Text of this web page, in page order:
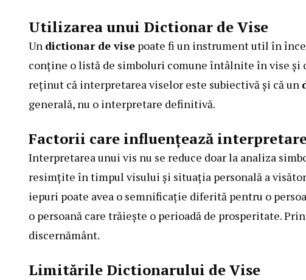
Utilizarea unui Dictionar de Vise
Un dictionar de vise poate fi un instrument util în
conține o listă de simboluri comune întâlnite în vise
reținut că interpretarea viselor este subiectivă și că un
generală, nu o interpretare definitivă.
Factorii care influențează
Interpretarea unui vis nu se reduce doar la analiza
resimțite în timpul visului și situația personală a
iepuri poate avea o semnificație diferită pentru o
o persoană care trăiește o perioadă de prosperitate.
discernământ.
Limitările Dictionarului de Vise